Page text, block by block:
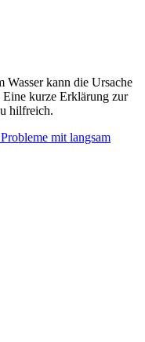
Wasser kann die Ursache
kurze Erklärung zur
hilfreich.
mit langsam